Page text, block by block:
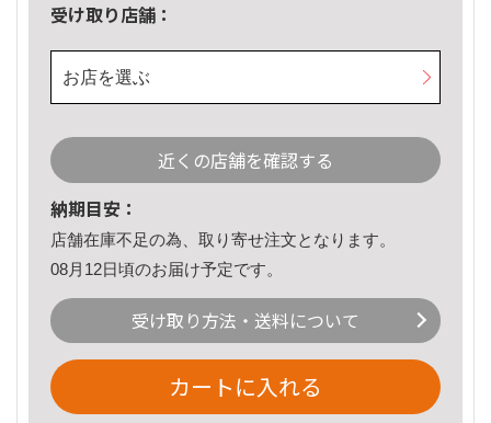
受け取り店舗：
お店を選ぶ
近くの店舗を確認する
納期目安：
店舗在庫不足の為、取り寄せ注文となります。
08月12日頃のお届け予定です。
受け取り方法・送料について
カートに入れる